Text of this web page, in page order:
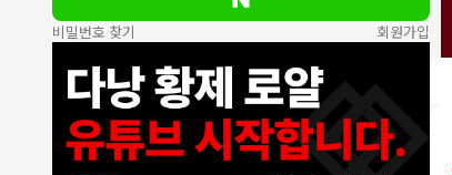
비밀번호 찾기 회원가입